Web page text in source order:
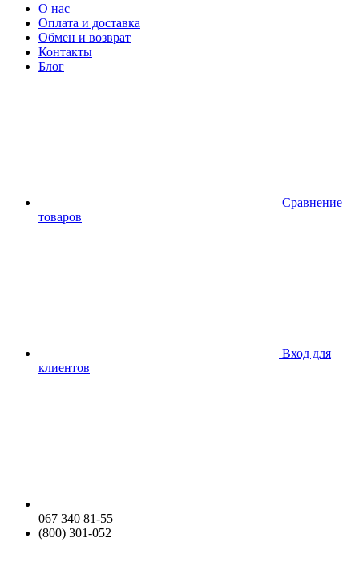
О нас
Оплата и доставка
Обмен и возврат
Контакты
Блог
Сравнение
товаров
Вход для
клиентов
067 340 81-55
(800) 301-052